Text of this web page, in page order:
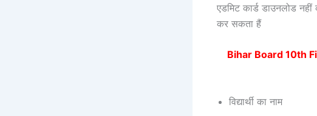
एडमिट कार्ड डाउनलोड
कर सकता हैं
Bihar Board 10th
विद्यार्थी का नाम